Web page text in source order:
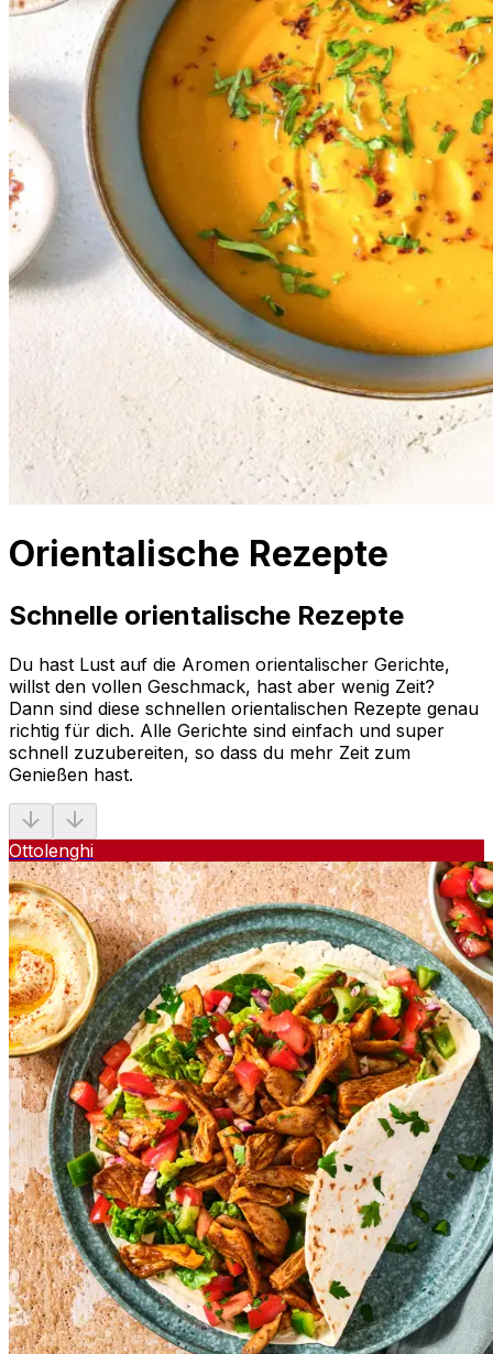
Orientalische Rezepte
Schnelle orientalische Rezepte
Du hast Lust auf die Aromen orientalischer Gerichte,
willst den vollen Geschmack, hast aber wenig Zeit?
Dann sind diese schnellen orientalischen Rezepte genau
richtig für dich. Alle Gerichte sind einfach und super
schnell zuzubereiten, so dass du mehr Zeit zum
Genießen hast.
Ottolenghi